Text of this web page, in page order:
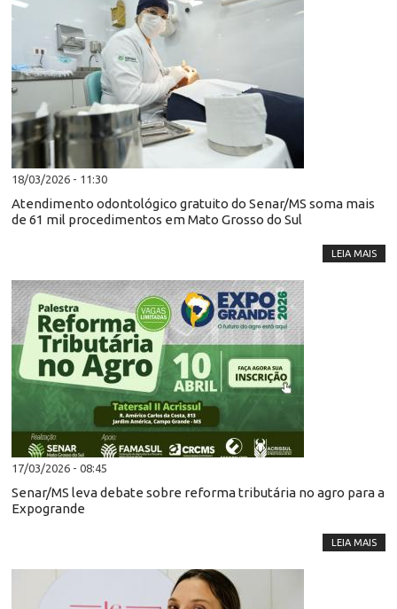
18/03/2026 - 11:30
Atendimento odontológico gratuito do Senar/MS soma mais
de 61 mil procedimentos em Mato Grosso do Sul
LEIA MAIS
17/03/2026 - 08:45
Senar/MS leva debate sobre reforma tributária no agro para a
Expogrande
LEIA MAIS